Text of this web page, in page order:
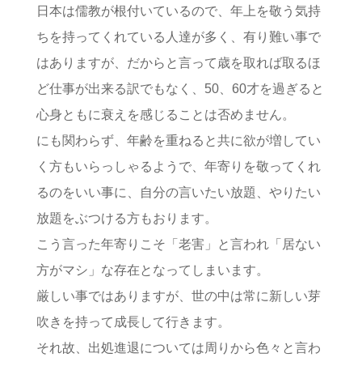
日本は儒教が根付いているので、年上を敬う気持
ちを持ってくれている人達が多く、有り難い事で
はありますが、だからと言って歳を取れば取るほ
ど仕事が出来る訳でもなく、50、60才を過ぎると
心身ともに衰えを感じることは否めません。
にも関わらず、年齢を重ねると共に欲が増してい
く方もいらっしゃるようで、年寄りを敬ってくれ
るのをいい事に、自分の言いたい放題、やりたい
放題をぶつける方もおります。
こう言った年寄りこそ「老害」と言われ「居ない
方がマシ」な存在となってしまいます。
厳しい事ではありますが、世の中は常に新しい芽
吹きを持って成長して行きます。
それ故、出処進退については周りから色々と言わ